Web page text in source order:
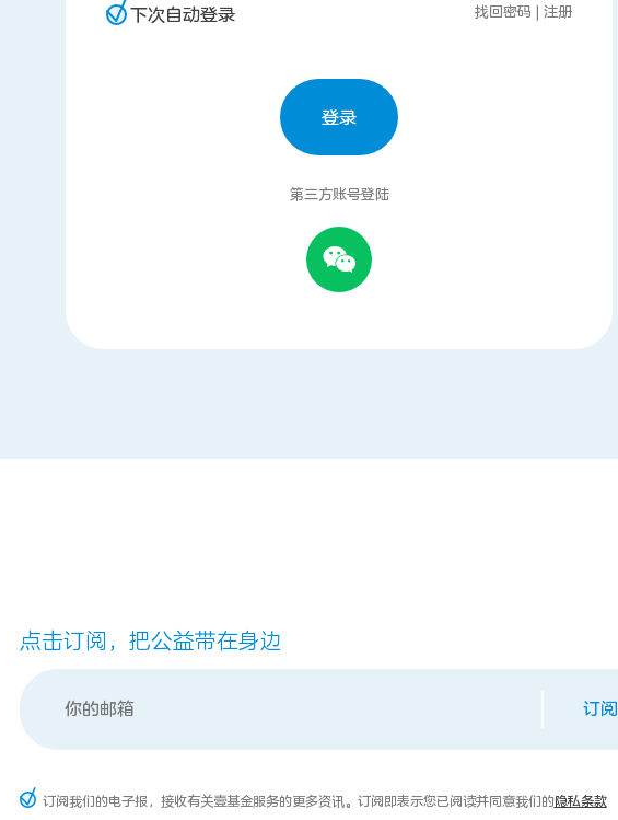
下次自动登录 找回密码 |注册
登录
第三方账号登陆
点击订阅，把公益带在身边
订阅
订阅我们的电子报，接收有关壹基金服务的更多资讯。订阅即表示您已阅读并同意我们的隐私条款